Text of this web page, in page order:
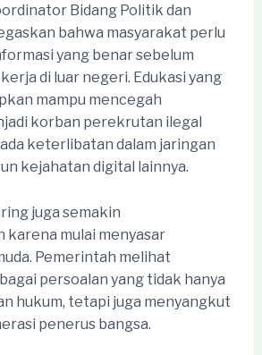
Bidang Politik dan
bahwa masyarakat perlu
yang benar sebelum
di luar negeri. Edukasi yang
mampu mencegah
korban perekrutan ilegal
keterlibatan dalam jaringan
kejahatan digital lainnya.
juga semakin
karena mulai menyasar
Pemerintah melihat
persoalan yang tidak hanya
hukum, tetapi juga menyangkut
penerus bangsa.